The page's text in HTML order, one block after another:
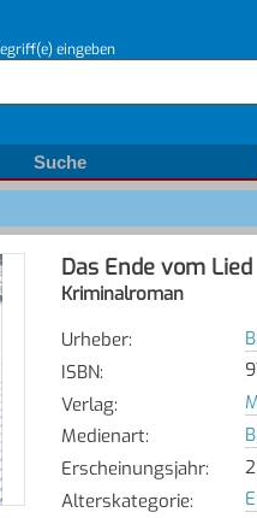
eingeben
Suche
Das Ende vom Lied
Kriminalroman
Urheber:
ISBN:
Verlag:
Medienart:
Erscheinungsjahr:
Alterskategorie: